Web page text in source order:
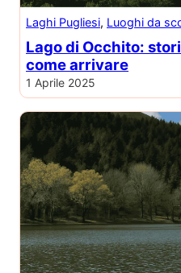
Laghi Pugliesi, Luoghi da
Lago di Occhito:
come arrivare
1 Aprile 2025